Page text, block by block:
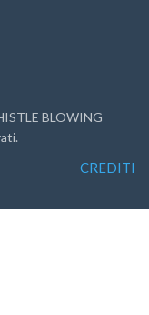
BLOWING
CREDITI